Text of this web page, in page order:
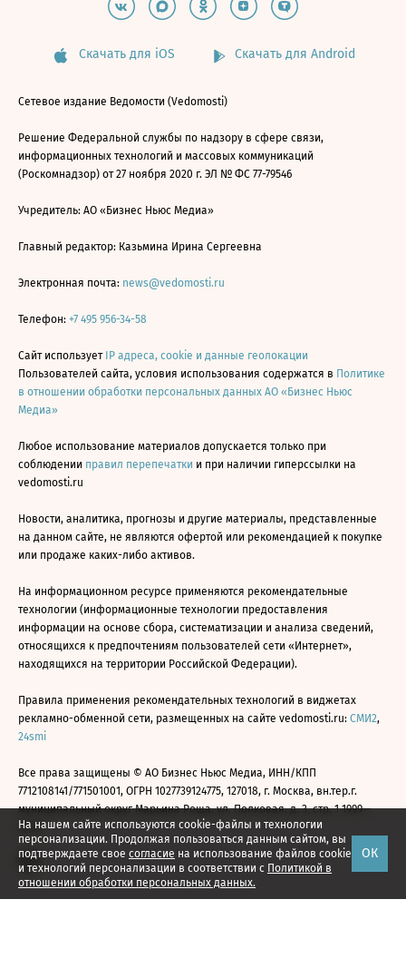
На нашем сайте используются cookie-файлы и технологии
персонализации. Продолжая пользоваться данным сайтом, вы
подтверждаете свое согласие на использование файлов cookie
и технологий персонализации в соответствии с Политикой в
отношении обработки персональных данных.
ОК
Скачать для iOS Скачать для Android
Сетевое издание Ведомости (Vedomosti)
Решение Федеральной службы по надзору в сфере связи,
информационных технологий и массовых коммуникаций
(Роскомнадзор) от 27 ноября 2020 г. ЭЛ № ФС 77-79546
Учредитель: АО «Бизнес Ньюс Медиа»
Главный редактор: Казьмина Ирина Сергеевна
Электронная почта: news@vedomosti.ru
Телефон: +7 495 956-34-58
Сайт использует IP адреса, cookie и данные геолокации
Пользователей сайта, условия использования содержатся в Политике
в отношении обработки персональных данных АО «Бизнес Ньюс
Медиа»
Любое использование материалов допускается только при
соблюдении правил перепечатки и при наличии гиперссылки на
vedomosti.ru
Новости, аналитика, прогнозы и другие материалы, представленные
на данном сайте, не являются офертой или рекомендацией к покупке
или продаже каких-либо активов.
На информационном ресурсе применяются рекомендательные
технологии (информационные технологии предоставления
информации на основе сбора, систематизации и анализа сведений,
относящихся к предпочтениям пользователей сети «Интернет»,
находящихся на территории Российской Федерации).
Правила применения рекомендательных технологий в виджетах
рекламно-обменной сети, размещенных на сайте vedomosti.ru: СМИ2,
24smi
Все права защищены © АО Бизнес Ньюс Медиа, ИНН/КПП
7712108141/771501001, ОГРН 1027739124775, 127018, г. Москва, вн.тер.г.
муниципальный округ Марьина Роща, ул. Полковая, д. 3, стр. 1 1999—
2026